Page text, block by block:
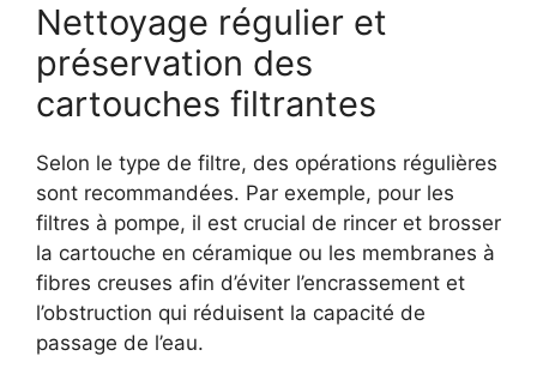
Nettoyage régulier et
préservation des
cartouches filtrantes
Selon le type de filtre, des opérations régulières
sont recommandées. Par exemple, pour les
filtres à pompe, il est crucial de rincer et brosser
la cartouche en céramique ou les membranes à
fibres creuses afin d’éviter l’encrassement et
l’obstruction qui réduisent la capacité de
passage de l’eau.